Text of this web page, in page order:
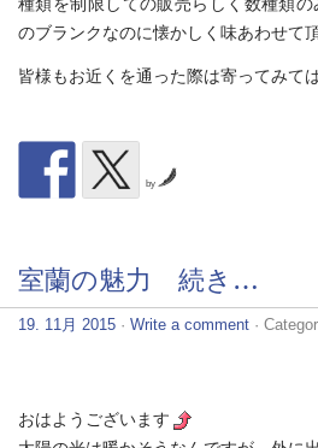
のブランクなのに懐かしく味あわせて
皆様もお近くを通った際は寄ってみて
by
室蘭の魅力 続き…
19. 11月 2015 · Write a comment ·
おはようございます